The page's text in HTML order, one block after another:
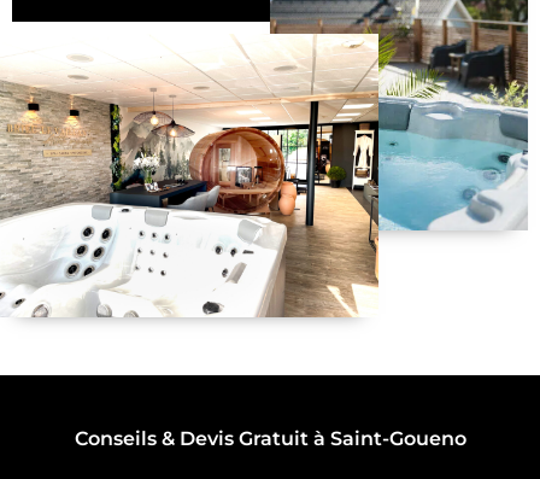
Conseils & Devis Gratuit à Saint-Goueno